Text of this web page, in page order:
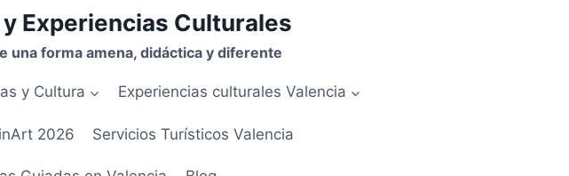
Experiencias Culturales
una forma amena, didáctica y diferente
y Cultura Experiencias culturales Valencia
2026 Servicios Turísticos Valencia